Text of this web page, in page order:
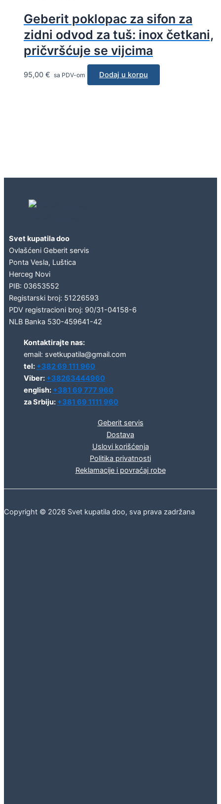
Geberit poklopac za sifon za
zidni odvod za tuš: inox četkani,
pričvršćuje se vijcima
95,00 € sa PDV-om Dodaj u korpu
Svet kupatila doo
Ovlašćeni Geberit servis
Ponta Vesla, Luštica
Herceg Novi
PIB: 03653552
Registarski broj: 51226593
PDV registracioni broj: 90/31-04158-6
NLB Banka 530-459641-42
Kontaktirajte nas:
email: svetkupatila@gmail.com
tel: +382 69 111 960
Viber: +38263444960
english: +381 69 777 960
za Srbiju: +381 69 1111 960
Geberit servis
Dostava
Uslovi korišćenja
Politika privatnosti
Reklamacije i povraćaj robe
Copyright © 2026 Svet kupatila doo, sva prava zadržana